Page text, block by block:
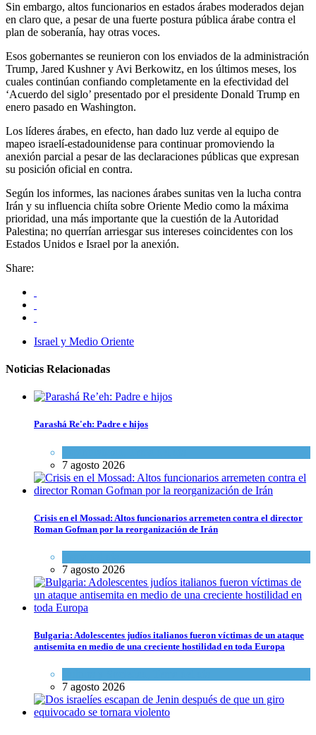
Sin embargo, altos funcionarios en estados árabes moderados dejan
en claro que, a pesar de una fuerte postura pública árabe contra el
plan de soberanía, hay otras voces.
Esos gobernantes se reunieron con los enviados de la administración
Trump, Jared Kushner y Avi Berkowitz, en los últimos meses, los
cuales continúan confiando completamente en la efectividad del
‘Acuerdo del siglo’ presentado por el presidente Donald Trump en
enero pasado en Washington.
Los líderes árabes, en efecto, han dado luz verde al equipo de
mapeo israelí-estadounidense para continuar promoviendo la
anexión parcial a pesar de las declaraciones públicas que expresan
su posición oficial en contra.
Según los informes, las naciones árabes sunitas ven la lucha contra
Irán y su influencia chiíta sobre Oriente Medio como la máxima
prioridad, una más importante que la cuestión de la Autoridad
Palestina; no querrían arriesgar sus intereses coincidentes con los
Estados Unidos e Israel por la anexión.
Share:
Israel y Medio Oriente
Noticias Relacionadas
Parashá Re'eh: Padre e hijos
7 agosto 2026
Crisis en el Mossad: Altos funcionarios arremeten contra el director
Roman Gofman por la reorganización de Irán
7 agosto 2026
Bulgaria: Adolescentes judíos italianos fueron víctimas de un ataque
antisemita en medio de una creciente hostilidad en toda Europa
7 agosto 2026